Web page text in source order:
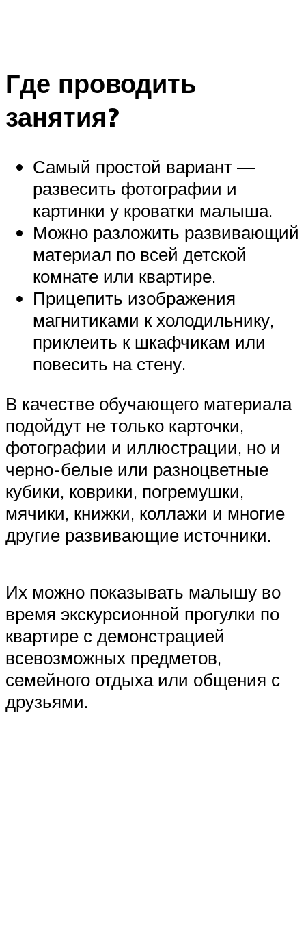
Где проводить
занятия?
Самый простой вариант —
развесить фотографии и
картинки у кроватки малыша.
Можно разложить развивающий
материал по всей детской
комнате или квартире.
Прицепить изображения
магнитиками к холодильнику,
приклеить к шкафчикам или
повесить на стену.
В качестве обучающего материала
подойдут не только карточки,
фотографии и иллюстрации, но и
черно-белые или разноцветные
кубики, коврики, погремушки,
мячики, книжки, коллажи и многие
другие развивающие источники.
Их можно показывать малышу во
время экскурсионной прогулки по
квартире с демонстрацией
всевозможных предметов,
семейного отдыха или общения с
друзьями.